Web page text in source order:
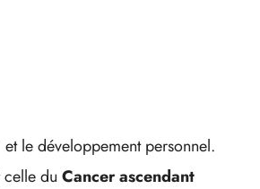
le développement personnel.
celle du Cancer ascendant